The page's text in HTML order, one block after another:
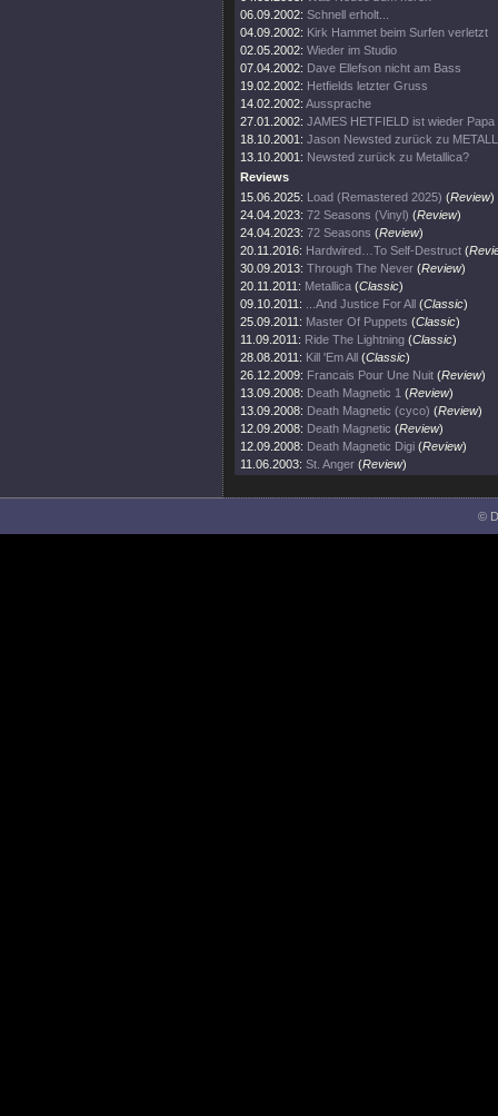
06.09.2002: Schnell erholt...
04.09.2002: Kirk Hammet beim Surfen verletzt
02.05.2002: Wieder im Studio
07.04.2002: Dave Ellefson nicht am Bass
19.02.2002: Hetfields letzter Gruss
14.02.2002: Aussprache
27.01.2002: JAMES HETFIELD ist wieder Papa
18.10.2001: Jason Newsted zurück zu
13.10.2001: Newsted zurück zu Metallica?
Reviews
15.06.2025: Load (Remastered 2025) (Review)
24.04.2023: 72 Seasons (Vinyl) (Review)
24.04.2023: 72 Seasons (Review)
20.11.2016: Hardwired…To Self-Destruct (
30.09.2013: Through The Never (Review)
20.11.2011: Metallica (Classic)
09.10.2011:
...And Justice For All (Classic)
25.09.2011: Master Of Puppets (Classic)
11.09.2011: Ride The Lightning (Classic)
28.08.2011: Kill 'Em All (Classic)
26.12.2009: Francais Pour Une Nuit (Review)
13.09.2008: Death Magnetic 1 (Review)
13.09.2008: Death Magnetic (cyco) (Review)
12.09.2008: Death Magnetic (Review)
12.09.2008: Death Magnetic Digi (Review)
11.06.2003: St. Anger (Review)
©